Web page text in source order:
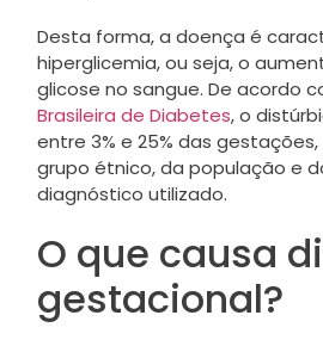
Desta forma, a doença é
hiperglicemia, ou seja, o
glicose no sangue. De acordo
Brasileira de Diabetes, o
entre 3% e 25% das
grupo étnico, da população e
diagnóstico utilizado.
O que causa
gestacional?